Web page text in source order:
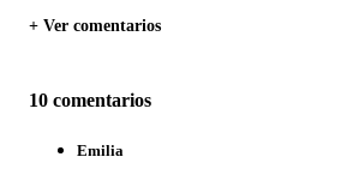
+ Ver comentarios
10 comentarios
Emilia